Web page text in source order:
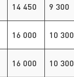
14 450 9 300
16 000 10 300
16 000 10 300